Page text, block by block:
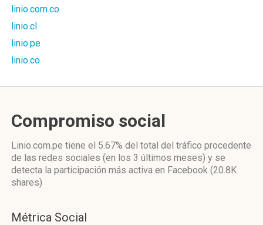
linio.com.co
linio.cl
linio.pe
linio.co
Compromiso social
Linio.com.pe tiene el 5.67% del total del tráfico procedente
de las redes sociales (en los 3 últimos meses) y se
detecta la participación más activa en Facebook (20.8K
shares)
Métrica Social